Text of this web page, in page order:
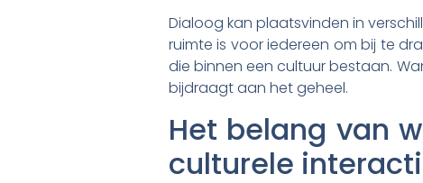
Dialoog kan plaatsvinden in
ruimte is voor iedereen om bij te
die binnen een cultuur bestaan.
bijdraagt aan het geheel.
Het belang van
culturele